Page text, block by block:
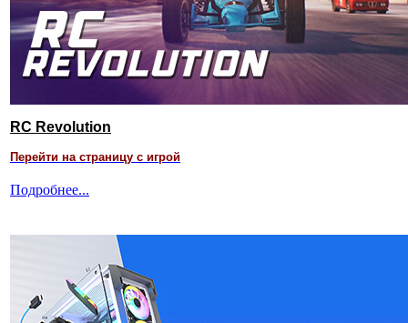
RC Revolution
Перейти на страницу с игрой
Подробнее...